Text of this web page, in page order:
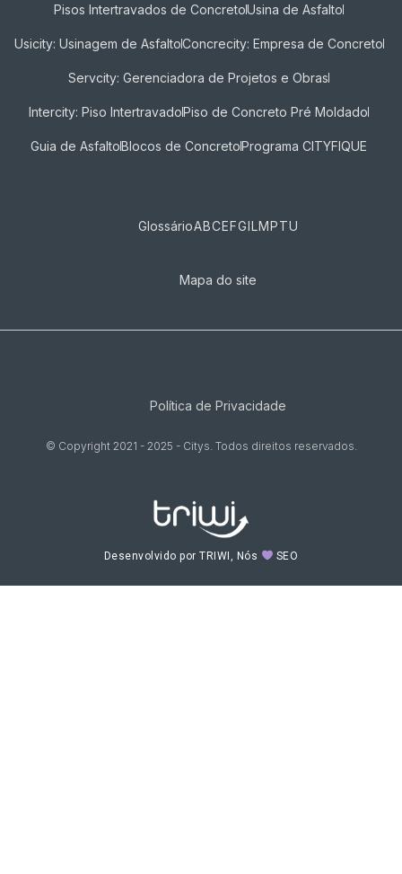
Pisos Intertravados de Concreto​Usina de Asfalto
Usicity: Usinagem de AsfaltoConcrecity: Empresa de Concreto
Servcity: Gerenciadora de Projetos e Obras
Intercity: Piso IntertravadoPiso de Concreto Pré Moldado
Guia de AsfaltoBlocos de ConcretoPrograma CITYFIQUE
GlossárioABCEFGILMPTU
Mapa do site
Política de Privacidade
© Copyright 2021 - 2025 - Citys. Todos direitos reservados.
Desenvolvido por TRIWI, Nós SEO